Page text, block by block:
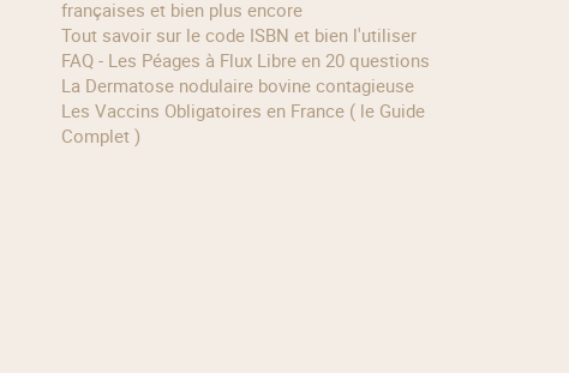
françaises et bien plus encore
Tout savoir sur le code ISBN et bien l'utiliser
FAQ - Les Péages à Flux Libre en 20 questions
La Dermatose nodulaire bovine contagieuse
Les Vaccins Obligatoires en France ( le Guide
Complet )